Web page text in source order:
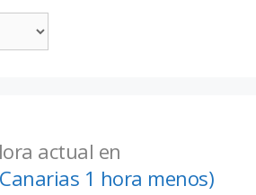
actual en
1 hora menos)